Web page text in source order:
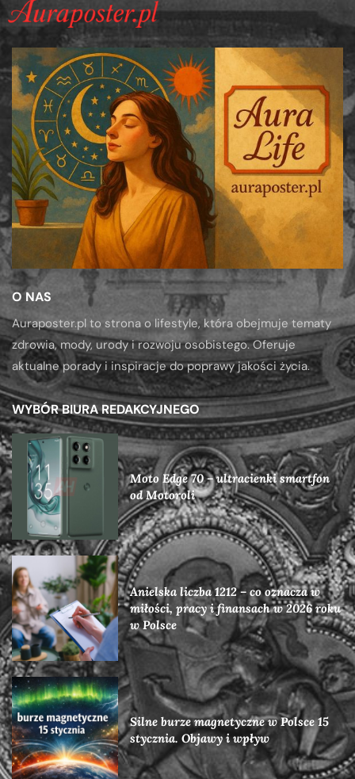
O NAS
Auraposter.pl to strona o lifestyle, która obejmuje tematy
zdrowia, mody, urody i rozwoju osobistego. Oferuje
aktualne porady i inspiracje do poprawy jakości życia.
WYBÓR BIURA REDAKCYJNEGO
Moto Edge 70 – ultracienki smartfon
od Motoroli
Anielska liczba 1212 – co oznacza w
miłości, pracy i finansach w 2026 roku
w Polsce
Silne burze magnetyczne w Polsce 15
stycznia. Objawy i wpływ